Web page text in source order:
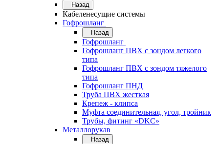
Назад
Кабеленесущие системы
Гофрошланг
Назад
Гофрошланг
Гофрошланг ПВХ с зондом легкого
типа
Гофрошланг ПВХ с зондом тяжелого
типа
Гофрошланг ПНД
Труба ПВХ жесткая
Крепеж - клипса
Муфта соединительная, угол, тройник
Трубы, фитинг «DKC»
Металлорукав
Назад